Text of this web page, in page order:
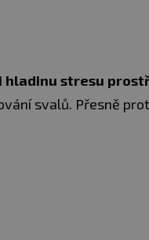
stresu
svalů. Přesně